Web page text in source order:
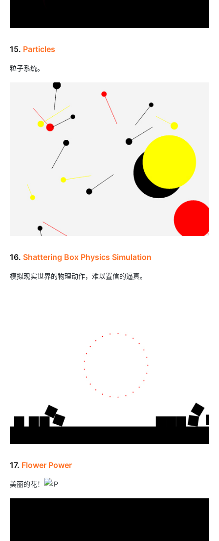
15. Particles
粒子系统。
16. Shattering Box Physics Simulation
模拟现实世界的物理动作，难以置信的逼真。
17. Flower Power
美丽的花！